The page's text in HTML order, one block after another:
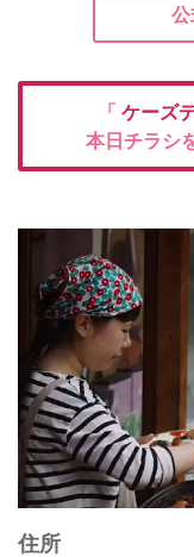
公
「 ケーズ
本日チラシ
住所